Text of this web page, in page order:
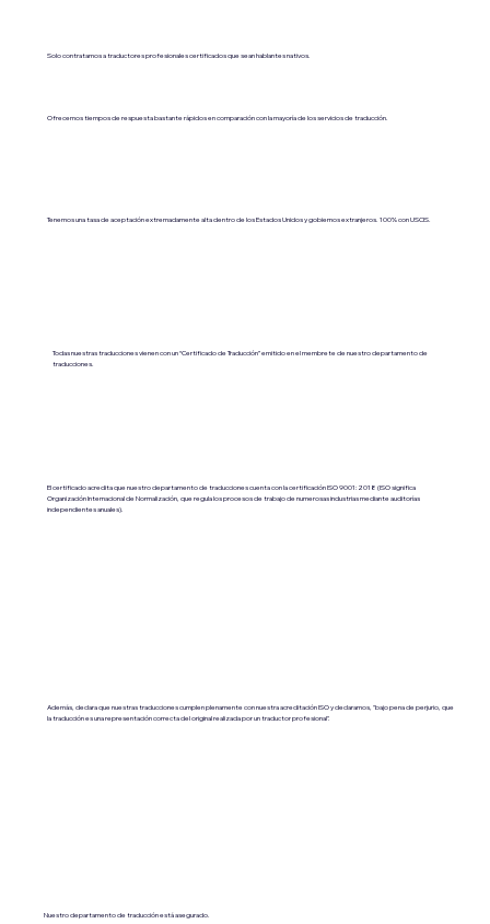
Solo contratamos a traductores profesionales certificados que sean hablantes nativos.
Ofrecemos tiempos de respuesta bastante rápidos en comparación con la mayoría de los servicios de traducción.
Tenemos una tasa de aceptación extremadamente alta dentro de los Estados Unidos y gobiernos extranjeros. 100% con USCIS.
Todas nuestras traducciones vienen con un “Certificado de Traducción” emitido en el membrete de nuestro departamento de
traducciones.
El certificado acredita que nuestro departamento de traducciones cuenta con la certificación ISO 9001:2018 (ISO significa
Organización Internacional de Normalización, que regula los procesos de trabajo de numerosas industrias mediante auditorías
independientes anuales).
Además, declara que nuestras traducciones cumplen plenamente con nuestra acreditación ISO y declaramos, "bajo pena de perjurio, que
la traducción es una representación correcta del original realizada por un traductor profesional".
Nuestro departamento de traducción está asegurado.